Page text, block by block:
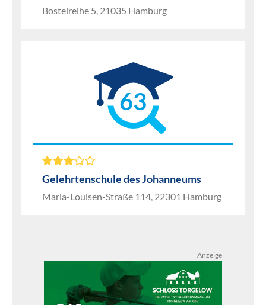
Bostelreihe 5, 21035 Hamburg
63
Gelehrtenschule des Johanneums
Maria-Louisen-Straße 114, 22301 Hamburg
Anzeige